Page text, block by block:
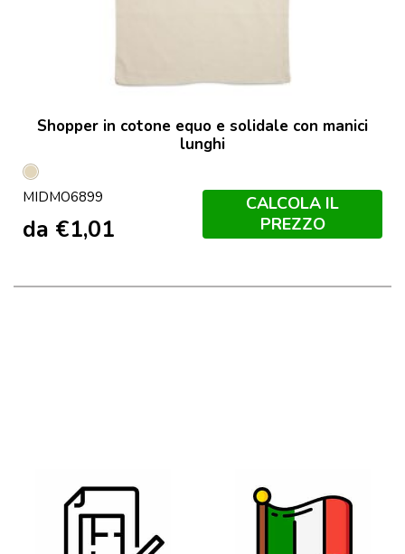
Shopper in cotone equo e solidale con manici
lunghi
Beige
MIDMO6899
da €1,01
CALCOLA IL
PREZZO